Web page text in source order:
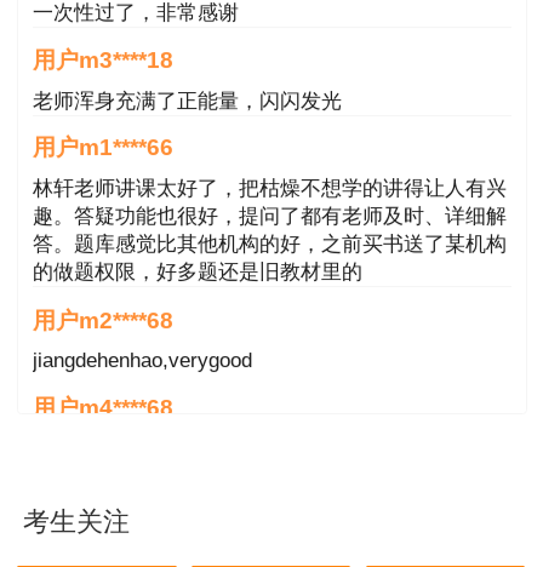
（四）考生应
（五）考生应提前做好考试当天的出行安排。根据疫情
防控管理相关要求，社会车辆禁止进入考点。考生应提前打
印准考证，了解考点入口位置和前往路线。考试当天，应至
少提前90分钟到达考点，预留足够时间自觉配合考点工作人
员进行防疫检查。请按准考证上规定时间进入考场，迟到责
任自负。
考试当天，考生应
接受体温检测并现场出示防疫检查相关证明材料。
一次性过了，非常感谢
用户m3****18
老师浑身充满了正能量，闪闪发光
用户m1****66
林轩老师讲课太好了，把枯燥不想学的讲得让人有兴
趣。答疑功能也很好，提问了都有老师及时、详细解
答。题库感觉比其他机构的好，之前买书送了某机构
的做题权限，好多题还是旧教材里的
用户m2****68
jiangdehenhao,verygood
用户m4****68
很好。
考生关注